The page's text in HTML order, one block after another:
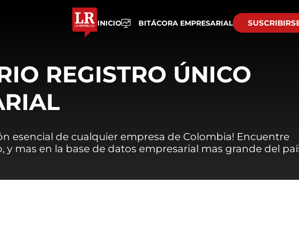
INICIO BITÁCORA EMPRESARIAL
REGISTRO ÚNICO
esencial de cualquier empresa de Colombia! Encuentre
y mas en la base de datos empresarial mas grande del